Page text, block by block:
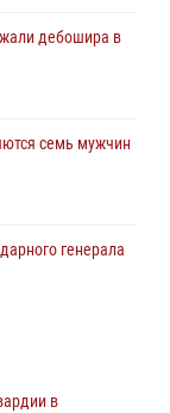
дебошира в
семь мужчин
генерала
участников
в